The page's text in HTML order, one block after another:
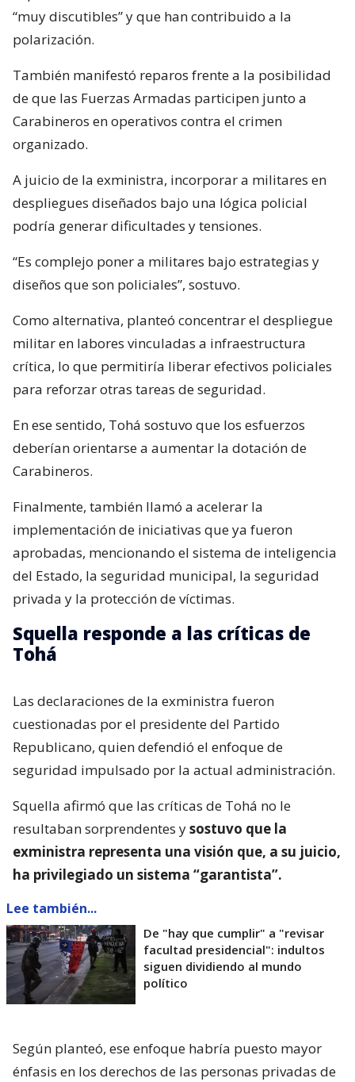
“muy discutibles” y que han contribuido a la
polarización.
También manifestó reparos frente a la posibilidad
de que las Fuerzas Armadas participen junto a
Carabineros en operativos contra el crimen
organizado.
A juicio de la exministra, incorporar a militares en
despliegues diseñados bajo una lógica policial
podría generar dificultades y tensiones.
“Es complejo poner a militares bajo estrategias y
diseños que son policiales”, sostuvo.
Como alternativa, planteó concentrar el despliegue
militar en labores vinculadas a infraestructura
crítica, lo que permitiría liberar efectivos policiales
para reforzar otras tareas de seguridad.
En ese sentido, Tohá sostuvo que los esfuerzos
deberían orientarse a aumentar la dotación de
Carabineros.
Finalmente, también llamó a acelerar la
implementación de iniciativas que ya fueron
aprobadas, mencionando el sistema de inteligencia
del Estado, la seguridad municipal, la seguridad
privada y la protección de víctimas.
Squella responde a las críticas de
Tohá
Las declaraciones de la exministra fueron
cuestionadas por el presidente del Partido
Republicano, quien defendió el enfoque de
seguridad impulsado por la actual administración.
Squella afirmó que las críticas de Tohá no le
resultaban sorprendentes ysostuvo que la
exministra representa una visión que, a su juicio,
ha privilegiado un sistema “garantista”.
Lee también...
De "hay que cumplir" a "revisar
facultad presidencial": indultos
siguen dividiendo al mundo
político
Según planteó, ese enfoque habría puesto mayor
énfasis en los derechos de las personas privadas de